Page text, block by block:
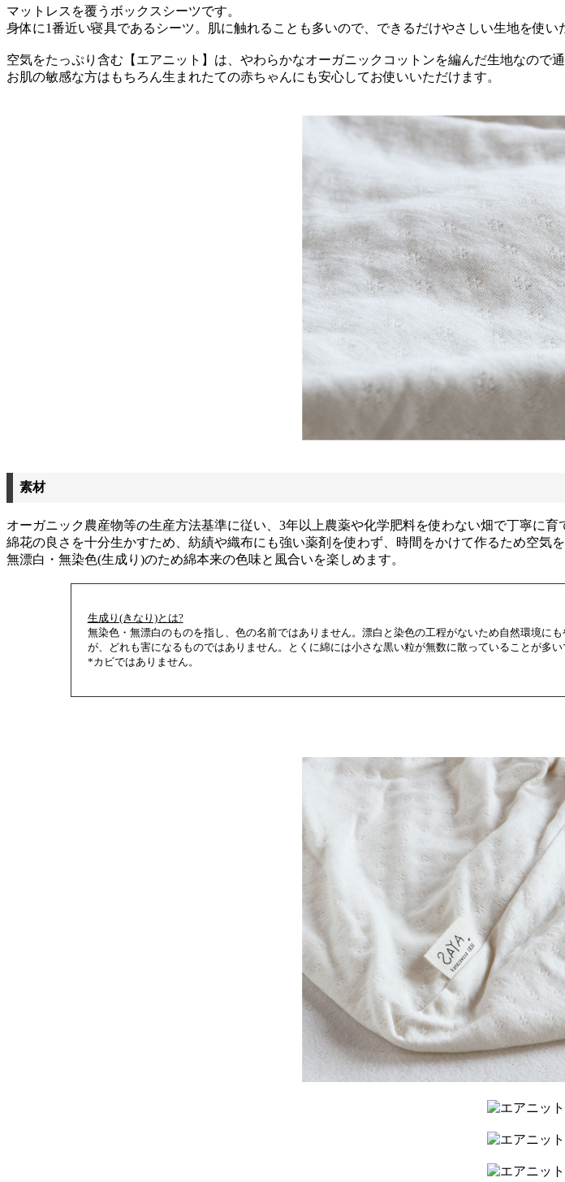
マットレスを覆うボックスシーツです。
身体に1番近い寝具であるシーツ。肌に触れることも多いので、できるだけやさしい生地を使い
空気をたっぷり含む【エアニット】は、やわらかなオーガニックコットンを編んだ生地なので
お肌の敏感な方はもちろん生まれたての赤ちゃんにも安心してお使いいただけます。
素材
オーガニック農産物等の生産方法基準に従い、3年以上農薬や化学肥料を使わない畑で丁寧に育
綿花の良さを十分生かすため、紡績や織布にも強い薬剤を使わず、時間をかけて作るため空気
無漂白・無染色(生成り)のため綿本来の色味と風合いを楽しめます。
生成り(きなり)とは?
無染色・無漂白のものを指し、色の名前ではありません。漂白と染色の工程がないため自然環境に
が、どれも害になるものではありません。とくに綿には小さな黒い粒が無数に散っていることが多
*カビではありません。